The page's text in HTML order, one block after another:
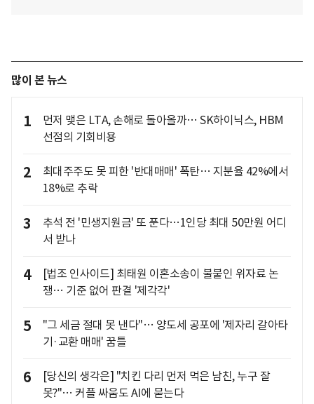
많이 본 뉴스
1
먼저 맺은 LTA, 손해로 돌아올까… SK하이닉스, HBM
선점의 기회비용
2
최대주주도 못 피한 '반대매매' 폭탄… 지분율 42%에서
18%로 추락
3
추석 전 '민생지원금' 또 푼다…1인당 최대 50만원 어디
서 받나
4
[법조 인사이드] 최태원 이혼소송이 불붙인 위자료 논
쟁… 기준 없어 판결 '제각각'
5
"그 세금 절대 못 낸다"… 양도세 공포에 '제자리 갈아타
기·교환 매매' 꿈틀
6
[당신의 생각은] "치킨 다리 먼저 먹은 남친, 누구 잘
못?"… 커플 싸움도 AI에 묻는다